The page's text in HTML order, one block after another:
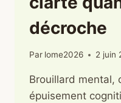
décroche
Par lome2026 2 juin
Brouillard mental,
épuisement